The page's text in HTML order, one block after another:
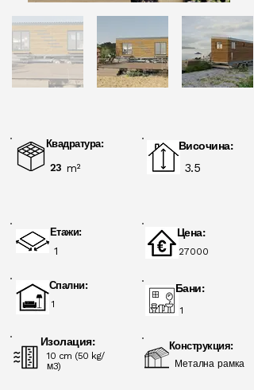
Квадратура:
23 m²
Височина:
3.5
Етажи:
1
Спални:
1
Изолация:
10 cm (50 kg/
м3)
Цена:
27000
Бани:
1
Конструкция:
Метална рамка